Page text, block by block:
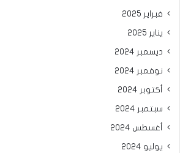
فبراير 2025
يناير 2025
ديسمبر 2024
نوفمبر 2024
أكتوبر 2024
سبتمبر 2024
أغسطس 2024
يوليو 2024